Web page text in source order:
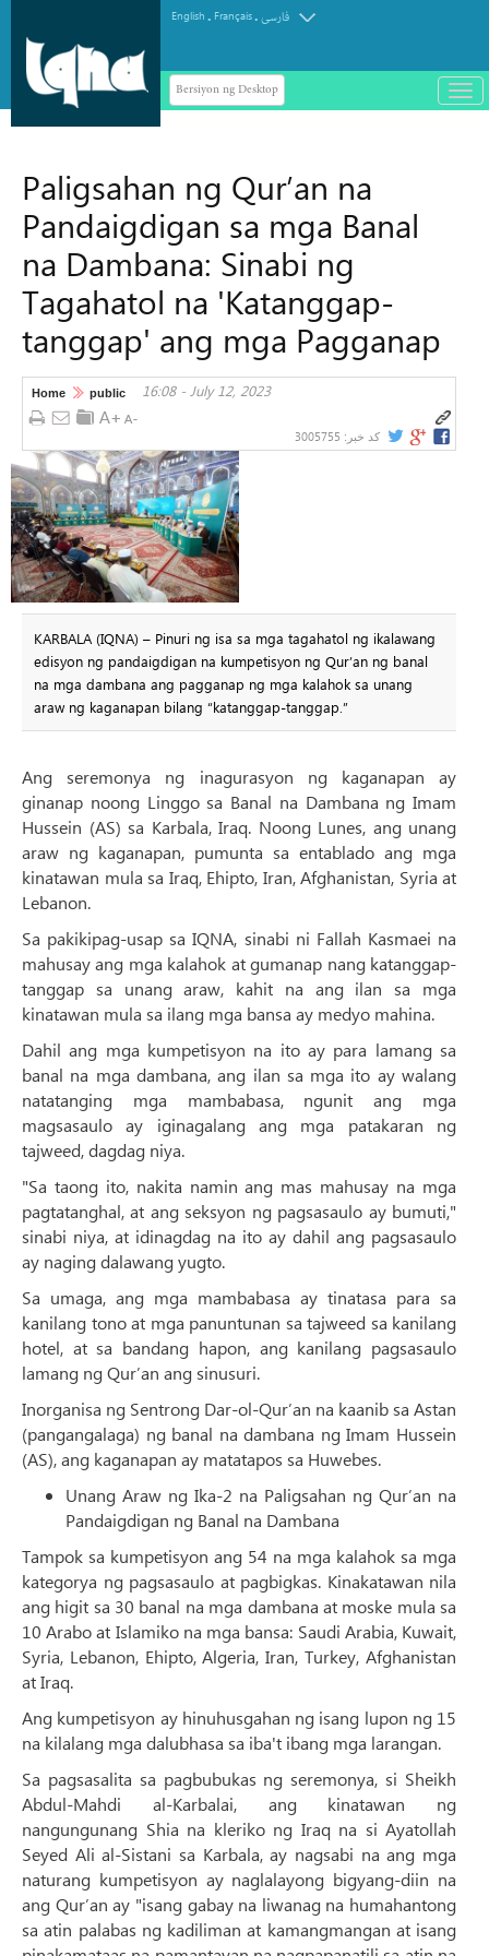
English . Français.فارسی
Bersiyon ng Desktop
باز
و
Paligsahan ng Qur’an na
Pandaigdigan sa mga Banal
na Dambana: Sinabi ng
Tagahatol na 'Katanggap-
tanggap' ang mga Pagganap
Home public 16:08 - July 12, 2023
کد خبر: 3005755
KARBALA (IQNA) – Pinuri ng isa sa mga tagahatol ng ikalawang
edisyon ng pandaigdigan na kumpetisyon ng Qur’an ng banal
na mga dambana ang pagganap ng mga kalahok sa unang
araw ng kaganapan bilang “katanggap-tanggap.”
Ang seremonya ng inagurasyon ng kaganapan ay
ginanap noong Linggo sa Banal na Dambana ng Imam
Hussein (AS) sa Karbala, Iraq. Noong Lunes, ang unang
araw ng kaganapan, pumunta sa entablado ang mga
kinatawan mula sa Iraq, Ehipto, Iran, Afghanistan, Syria at
Lebanon.
Sa pakikipag-usap sa IQNA, sinabi ni Fallah Kasmaei na
mahusay ang mga kalahok at gumanap nang katanggap-
tanggap sa unang araw, kahit na ang ilan sa mga
kinatawan mula sa ilang mga bansa ay medyo mahina.
Dahil ang mga kumpetisyon na ito ay para lamang sa
banal na mga dambana, ang ilan sa mga ito ay walang
natatanging mga mambabasa, ngunit ang mga
magsasaulo ay iginagalang ang mga patakaran ng
tajweed, dagdag niya.
"Sa taong ito, nakita namin ang mas mahusay na mga
pagtatanghal, at ang seksyon ng pagsasaulo ay bumuti,"
sinabi niya, at idinagdag na ito ay dahil ang pagsasaulo
ay naging dalawang yugto.
Sa umaga, ang mga mambabasa ay tinatasa para sa
kanilang tono at mga panuntunan sa tajweed sa kanilang
hotel, at sa bandang hapon, ang kanilang pagsasaulo
lamang ng Qur’an ang sinusuri.
Inorganisa ng Sentrong Dar-ol-Qur’an na kaanib sa Astan
(pangangalaga) ng banal na dambana ng Imam Hussein
(AS), ang kaganapan ay matatapos sa Huwebes.
Unang Araw ng Ika-2 na Paligsahan ng Qur’an na
Pandaigdigan ng Banal na Dambana
Tampok sa kumpetisyon ang 54 na mga kalahok sa mga
kategorya ng pagsasaulo at pagbigkas. Kinakatawan nila
ang higit sa 30 banal na mga dambana at moske mula sa
10 Arabo at Islamiko na mga bansa: Saudi Arabia, Kuwait,
Syria, Lebanon, Ehipto, Algeria, Iran, Turkey, Afghanistan
at Iraq.
Ang kumpetisyon ay hinuhusgahan ng isang lupon ng 15
na kilalang mga dalubhasa sa iba't ibang mga larangan.
Sa pagsasalita sa pagbubukas ng seremonya, si Sheikh
Abdul-Mahdi al-Karbalai, ang kinatawan ng
nangungunang Shia na kleriko ng Iraq na si Ayatollah
Seyed Ali al-Sistani sa Karbala, ay nagsabi na ang mga
naturang kumpetisyon ay naglalayong bigyang-diin na
ang Qur’an ay "isang gabay na liwanag na humahantong
sa atin palabas ng kadiliman at kamangmangan at isang